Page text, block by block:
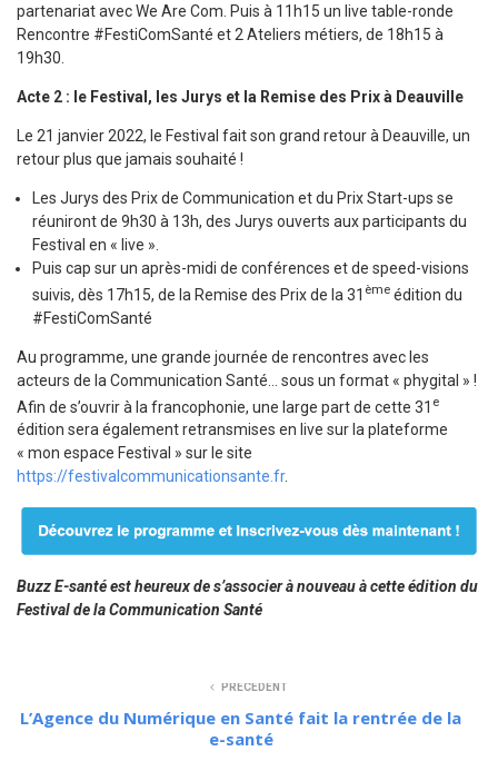
partenariat avec We Are Com. Puis à 11h15 un live table-ronde
Rencontre #FestiComSanté et 2 Ateliers métiers, de 18h15 à
19h30.
Acte 2 : le Festival, les Jurys et la Remise des Prix à Deauville
Le 21 janvier 2022, le Festival fait son grand retour à Deauville, un
retour plus que jamais souhaité !
Les Jurys des Prix de Communication et du Prix Start-ups se
réuniront de 9h30 à 13h, des Jurys ouverts aux participants du
Festival en « live ».
Puis cap sur un après-midi de conférences et de speed-visions
suivis, dès 17h15, de la Remise des Prix de la 31 ème édition du
#FestiComSanté
Au programme, une grande journée de rencontres avec les
acteurs de la Communication Santé… sous un format « phygital » !
Afin de s’ouvrir à la francophonie, une large part de cette 31 e
édition sera également retransmises en live sur la plateforme
« mon espace Festival » sur le site
https://festivalcommunicationsante.fr.
Buzz E-santé est heureux de s’associer à nouveau à cette édition du
Festival de la Communication Santé
PRÉCÉDENT
L’Agence du Numérique en Santé fait la rentrée de la
e-santé